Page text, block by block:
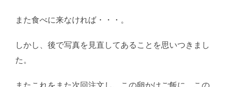
また食べに来なければ・・・。
しかし、後で写真を見直してあることを思いつきまし
た。
またこれをまた次回注文し、この卵かけご飯に、この